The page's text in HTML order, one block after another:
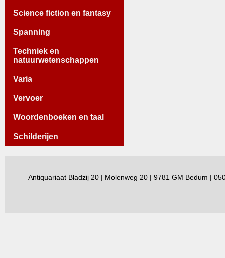
Science fiction en fantasy
Spanning
Techniek en
natuurwetenschappen
Varia
Vervoer
Woordenboeken en taal
Schilderijen
Antiquariaat Bladzij 20 | Molenweg 20 | 9781 GM Bedum |